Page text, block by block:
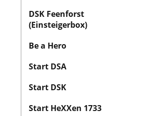
DSK Feenforst
(Einsteigerbox)
Be a Hero
Start DSA
Start DSK
Start HeXXen 1733